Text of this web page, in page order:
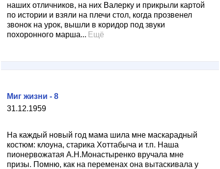
наших отличников, на них Валерку и прикрыли картой
по истории и взяли на плечи стол, когда прозвенел
звонок на урок, вышли в коридор под звуки
похоронного марша... Ещё
31.12.1959
Миг жизни - 8
На каждый новый год мама шила мне маскарадный
костюм: клоуна, старика Хоттабыча и т.п. Наша
пионервожатая А.Н.Монастыренко вручала мне
призы. Помню, как на переменах она вытаскивала у